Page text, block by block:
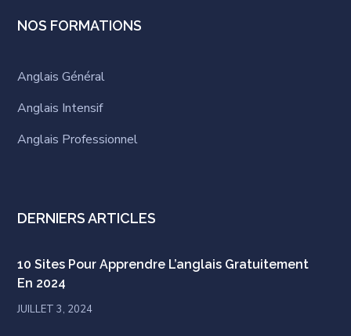
NOS FORMATIONS
Anglais Général
Anglais Intensif
Anglais Professionnel
DERNIERS ARTICLES
10 Sites Pour Apprendre L’anglais Gratuitement
En 2024
JUILLET 3, 2024